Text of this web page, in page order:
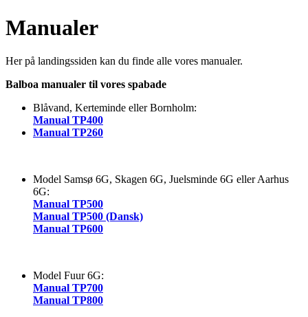
Manualer
Her på landingssiden kan du finde alle vores manualer.
Balboa manualer til vores spabade
Blåvand, Kerteminde eller Bornholm:
Manual TP400
Manual TP260
Model Samsø 6G, Skagen 6G, Juelsminde 6G eller Aarhus
6G:
Manual TP500
Manual TP500 (Dansk)
Manual TP600
Model Fuur 6G:
Manual TP700
Manual TP800